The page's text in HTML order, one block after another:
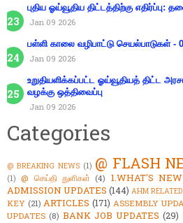
புதிய ஓய்வூதிய திட்டத்திற்கு
Jan 09 2026
பள்ளி காலை வழிபாட்டு செயல்பாடுகள் -
Jan 09 2026
உறுதியளிக்கப்பட்ட ஓய்வூதியத் திட்ட
வழக்கு ஒத்திவைப்பு
Jan 09 2026
Categories
@ BREAKING NEWS (1) @ FLASH
(1) @ செய்தி துளிகள் (4) 1.WHAT'S NEW
ADMISSION UPDATES (144) AHM RELATED
KEY (21) ARTICLES (171) ASSEMBLY
UPDATES (8) BANK JOB UPDATES (29)